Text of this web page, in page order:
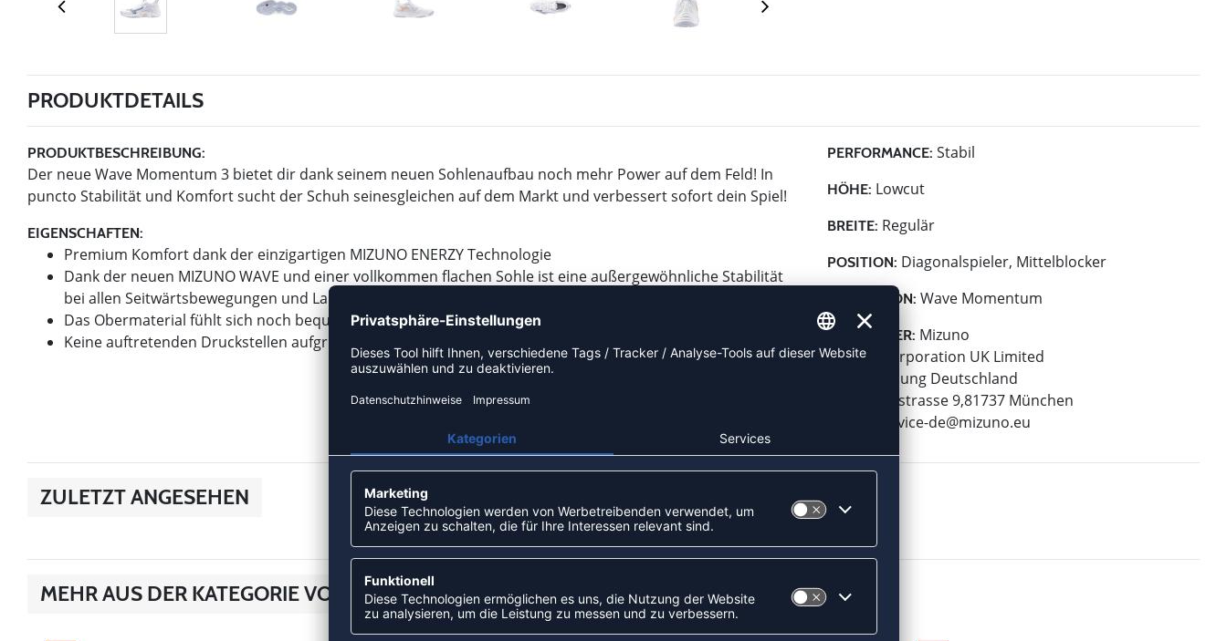
PRODUKTDETAILS
PRODUKTBESCHREIBUNG:
Der neue Wave Momentum 3 bietet dir dank seinem neuen Sohlenaufbau noch mehr Power auf dem Feld! In
puncto Stabilität und Komfort sucht der Schuh seinesgleichen auf dem Markt und verbessert sofort dein Spiel!
EIGENSCHAFTEN:
Premium Komfort dank der einzigartigen MIZUNO ENERZY Technologie
Dank der neuen MIZUNO WAVE und einer vollkommen flachen Sohle ist eine außergewöhnliche Stabilität
bei allen Seitwärtsbewegungen und Landungen gegeben
Das Obermaterial fühlt sich noch bequmer an, dank des brand neuen Design und der Bootie-Konstruktion
Keine auftretenden Druckstellen aufgrund der optimierten Passform und der neuen Ösenanordnung
PERFORMANCE: Stabil
HÖHE: Lowcut
BREITE: Regulär
POSITION: Diagonalspieler, Mittelblocker
KOLLEKTION: Wave Momentum
HERSTELLER: Mizuno
Mizuno Corporation UK Limited
Niederlassung Deutschland
Bayerwaldstrasse 9,81737 München
service-de@mizuno.eu
ZULETZT ANGESEHEN
MEHR AUS DER KATEGORIE VOLLEYBALLSCHUHE